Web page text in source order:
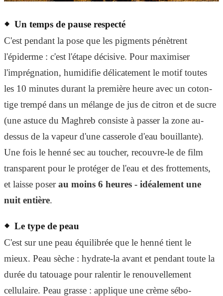
Un temps de pause respecté
C'est pendant la pose que les pigments pénètrent
l'épiderme : c'est l'étape décisive. Pour maximiser
l'imprégnation, humidifie délicatement le motif toutes
les 10 minutes durant la première heure avec un coton-
tige trempé dans un mélange de jus de citron et de sucre
(une astuce du Maghreb consiste à passer la zone au-
dessus de la vapeur d'une casserole d'eau bouillante).
Une fois le henné sec au toucher, recouvre-le de film
transparent pour le protéger de l'eau et des frottements,
et laisse poserau moins 6 heures - idéalement une
nuit entière.
Le type de peau
C'est sur une peau équilibrée que le henné tient le
mieux. Peau sèche : hydrate-la avant et pendant toute la
durée du tatouage pour ralentir le renouvellement
cellulaire. Peau grasse : applique une crème sébo-